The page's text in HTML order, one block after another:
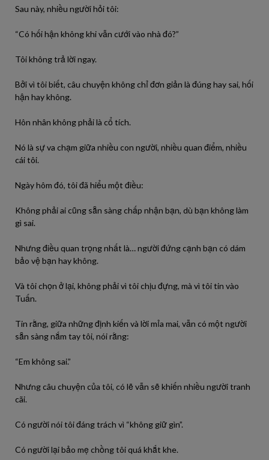
Sau này, nhiều người hỏi tôi:
“Có hối hận không khi vẫn cưới vào nhà đó?”
Tôi không trả lời ngay.
Bởi vì tôi biết, câu chuyện không chỉ đơn giản là đúng hay sai, hối
hận hay không.
Hôn nhân không phải là cổ tích.
Nó là sự va chạm giữa nhiều con người, nhiều quan điểm, nhiều
cái tôi.
Ngày hôm đó, tôi đã hiểu một điều:
Không phải ai cũng sẵn sàng chấp nhận bạn, dù bạn không làm
gì sai.
Nhưng điều quan trọng nhất là… người đứng cạnh bạn có dám
bảo vệ bạn hay không.
Và tôi chọn ở lại, không phải vì tôi chịu đựng, mà vì tôi tin vào
Tuấn.
Tin rằng, giữa những định kiến và lời mỉa mai, vẫn có một người
sẵn sàng nắm tay tôi, nói rằng:
“Em không sai.”
Nhưng câu chuyện của tôi, có lẽ vẫn sẽ khiến nhiều người tranh
cãi.
Có người nói tôi đáng trách vì “không giữ gìn”.
Có người lại bảo mẹ chồng tôi quá khắt khe.